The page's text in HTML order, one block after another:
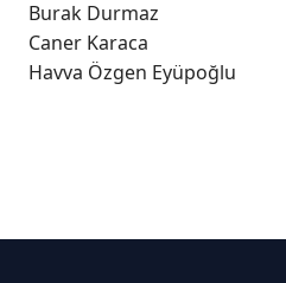
Burak Durmaz
Caner Karaca
Havva Özgen Eyüpoğlu